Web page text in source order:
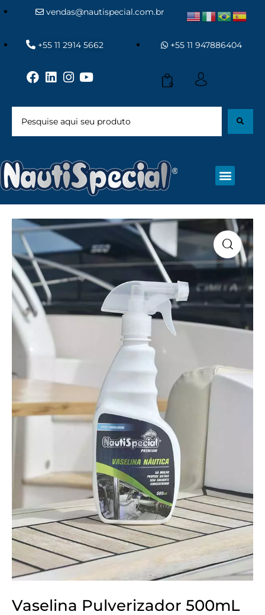
vendas@nautispecial.com.br
+55 11 2914 5662 +55 11 947886404
0
Vaselina Pulverizador 500mL